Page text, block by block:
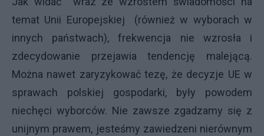
temat Unii Europejskiej (również w wyborach w
innych państwach), frekwencja nie wzrosła i
zdecydowanie przejawia tendencję malejącą.
Można nawet zaryzykować tezę, że decyzje UE w
sprawach polskiej gospodarki, były powodem
niechęci wyborców. Nie zawsze zgadzamy się z
unijnym prawem, jesteśmy zawiedzeni nierównym